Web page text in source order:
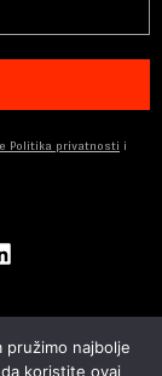
Politika privatnosti i
pružimo najbolje
koristite ovaj